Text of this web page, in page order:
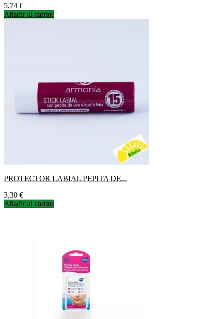
Precio
5,74 €
Añadir al carrito
PROTECTOR LABIAL PEPITA DE...
Precio
3,30 €
Añadir al carrito